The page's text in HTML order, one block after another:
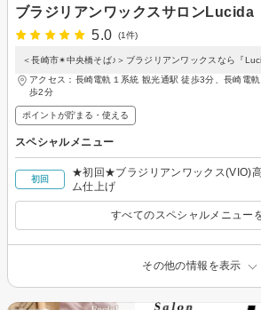
ブラジリアンワックスサロンLucida
5.0
(1件)
＜長崎市✴︎中央橋そば♪＞ブラジリアンワックスなら『
アクセス：長崎電軌１系統 観光通駅 徒歩3分、長崎電
歩2分
ポイントが貯まる・使える
スペシャルメニュー
初回
★初回★ブラジリアンワックス(VIO)
ム仕上げ
すべてのスペシャルメニュー
その他の情報を表示